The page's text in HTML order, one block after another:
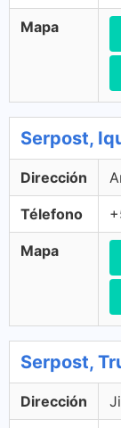
Mapa
Serpost,
Dirección
Télefono
Mapa
Serpost,
Dirección